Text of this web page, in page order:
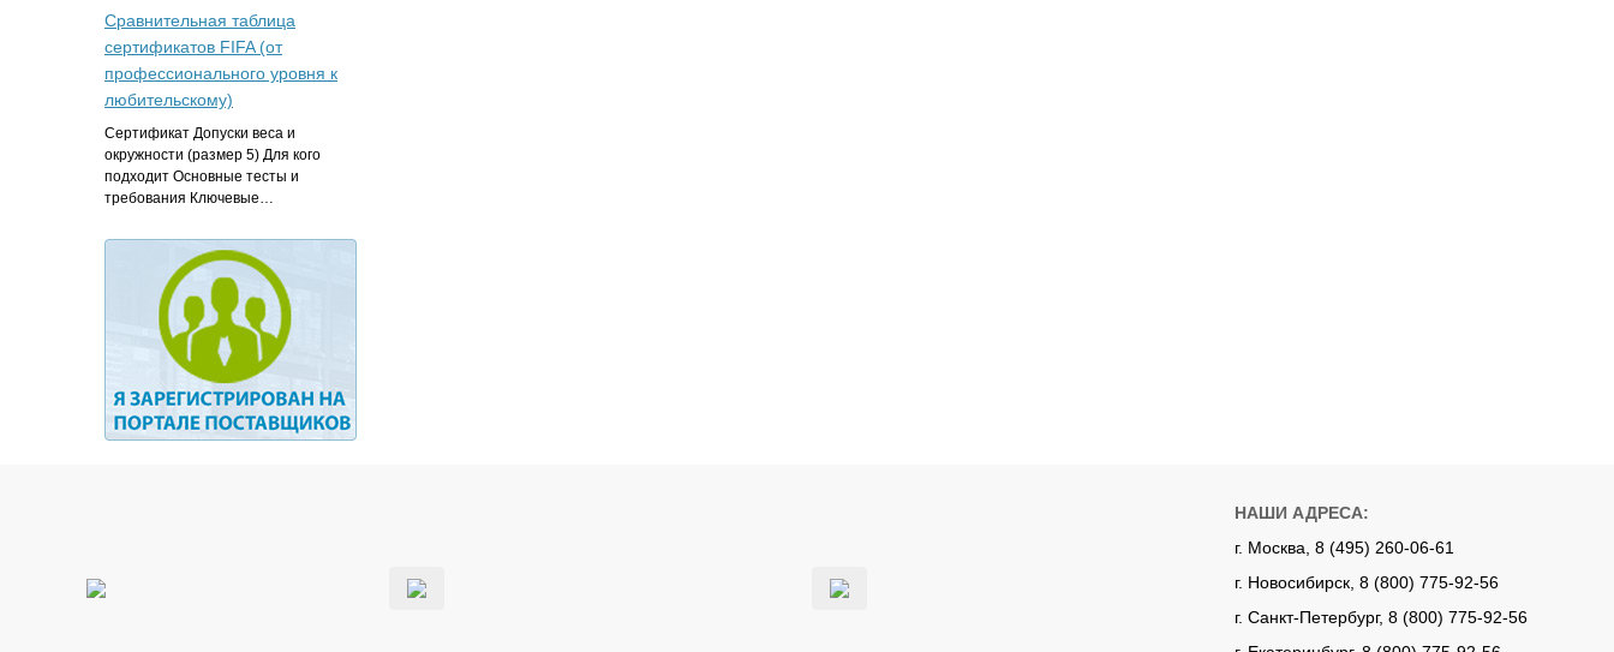
Сравнительная таблица
сертификатов FIFA (от
профессионального уровня к
любительскому)
Сертификат Допуски веса и
окружности (размер 5) Для кого
подходит Основные тесты и
требования Ключевые…
НАШИ АДРЕСА:
г. Москва, 8 (495) 260-06-61
г. Новосибирск, 8 (800) 775-92-56
г. Санкт-Петербург, 8 (800) 775-92-56